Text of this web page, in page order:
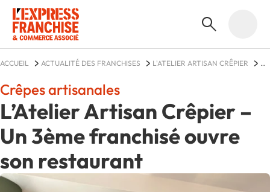
ACCUEIL ACTUALITÉ DES FRANCHISES
L'ATELIER ARTISAN CRÊPIER
L’Atelier Artisan Crêpier –
Un 3ème franchisé ouvre
son restaurant
Crêpes artisanales